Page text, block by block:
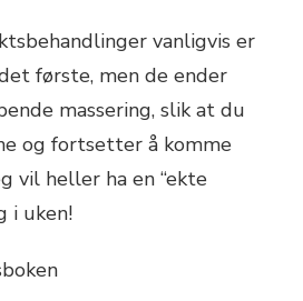
vanligvis er
første, men de ender
massering, slik at du
og fortsetter å komme
vil heller ha en “ekte
i uken!